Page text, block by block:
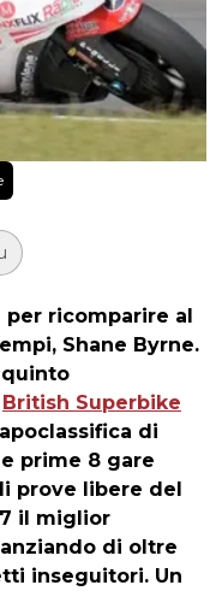
ricomparire al
Shane Byrne.
British Superbike
di
prime 8 gare
prove libere del
il miglior
di oltre
inseguitori. Un